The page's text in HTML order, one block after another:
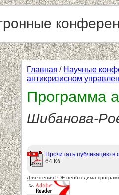
Главная / Научные
антикризисном
Программа
Шибанова-
Прочитать публикацию в
64 Кб
Для чтения PDF необходима